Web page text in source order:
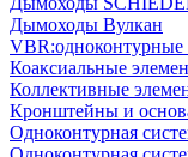
Дымоходы Вулкан
VBR:одноконтурные
Коаксиальные
Коллективные
Кронштейны и
Одноконтурная